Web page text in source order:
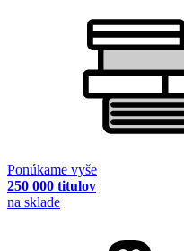
Ponúkame vyše
250 000 titulov
na sklade